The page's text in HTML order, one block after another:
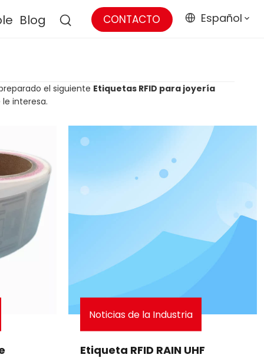
Blog CONTACTO Español
el siguiente Etiquetas RFID para joyería
interesa.
Noticias de la Industria
Etiqueta RFID RAIN UHF